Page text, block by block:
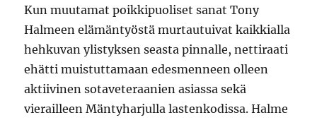
Kun muutamat poikkipuoliset sanat Tony
Halmeen elämäntyöstä murtautuivat kaikkialla
hehkuvan ylistyksen seasta pinnalle, nettiraati
ehätti muistuttamaan edesmenneen olleen
aktiivinen sotaveteraanien asiassa sekä
vierailleen Mäntyharjulla lastenkodissa. Halme